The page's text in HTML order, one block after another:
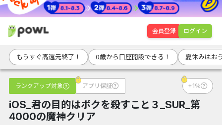
会員登録 ログイン
もうすぐ高還元終了！ 0歳から口座開設できる！ 夏休みはお
ランクアップ対象 アプリ保証 +1％
iOS_君の目的はボクを殺すこと３_SUR_第
4000の魔神クリア